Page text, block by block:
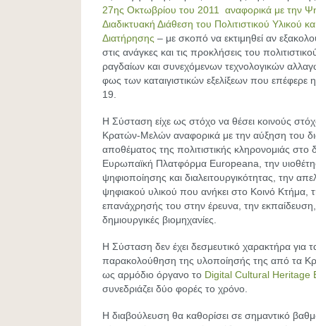
27ης Οκτωβρίου του 2011 αναφορικά με την
Διαδικτυακή Διάθεση του Πολιτιστικού Υλικού
Διατήρησης – με σκοπό να εκτιμηθεί αν
στις ανάγκες και τις προκλήσεις του
ραγδαίων και συνεχόμενων τεχνολογικών
φως των καταιγιστικών εξελίξεων που επέφερε
19.
Η Σύσταση είχε ως στόχο να θέσει κοινούς
Κρατών-Μελών αναφορικά με την αύξηση του
αποθέματος της πολιτιστικής κληρονομιάς στο
Ευρωπαϊκή Πλατφόρμα Europeana, την
ψηφιοποίησης και διαλειτουργικότητας, την
ψηφιακού υλικού που ανήκει στο Κοινό Κτήμα,
επανάχρησής του στην έρευνα, την εκπαίδευση,
δημιουργικές βιομηχανίες.
Η Σύσταση δεν έχει δεσμευτικό χαρακτήρα για
παρακολούθηση της υλοποίησής της από τα
ως αρμόδιο όργανο το Digital Cultural Heritage
συνεδριάζει δύο φορές το χρόνο.
Η διαβούλευση θα καθορίσει σε σημαντικό